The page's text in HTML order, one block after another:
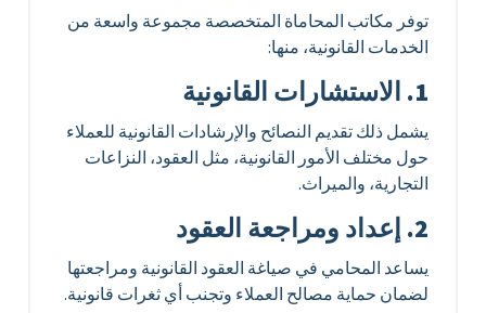
توفر مكاتب المحاماة المتخصصة مجموعة واسعة من
الخدمات القانونية، منها:
1. الاستشارات القانونية
يشمل ذلك تقديم النصائح والإرشادات القانونية للعملاء
حول مختلف الأمور القانونية، مثل العقود، النزاعات
التجارية، والميراث.
2. إعداد ومراجعة العقود
يساعد المحامي في صياغة العقود القانونية ومراجعتها
لضمان حماية مصالح العملاء وتجنب أي ثغرات قانونية.